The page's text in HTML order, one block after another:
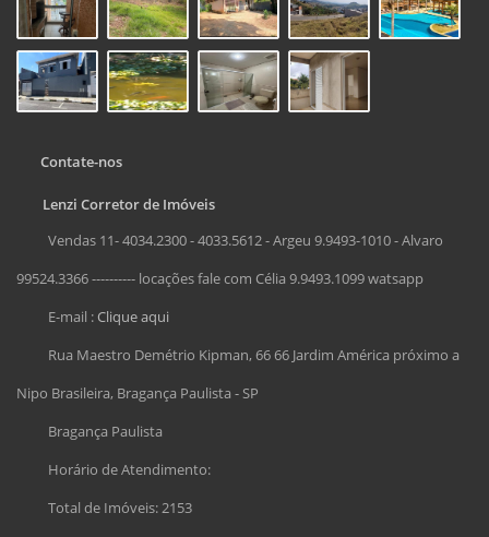
Contate-nos
Lenzi Corretor de Imóveis
Vendas 11- 4034.2300 - 4033.5612 - Argeu 9.9493-1010 - Alvaro
99524.3366 ---------- locações fale com Célia 9.9493.1099 watsapp
E-mail :Clique aqui
Rua Maestro Demétrio Kipman, 66 66 Jardim América próximo a
Nipo Brasileira, Bragança Paulista - SP
Bragança Paulista
Horário de Atendimento:
Total de Imóveis: 2153